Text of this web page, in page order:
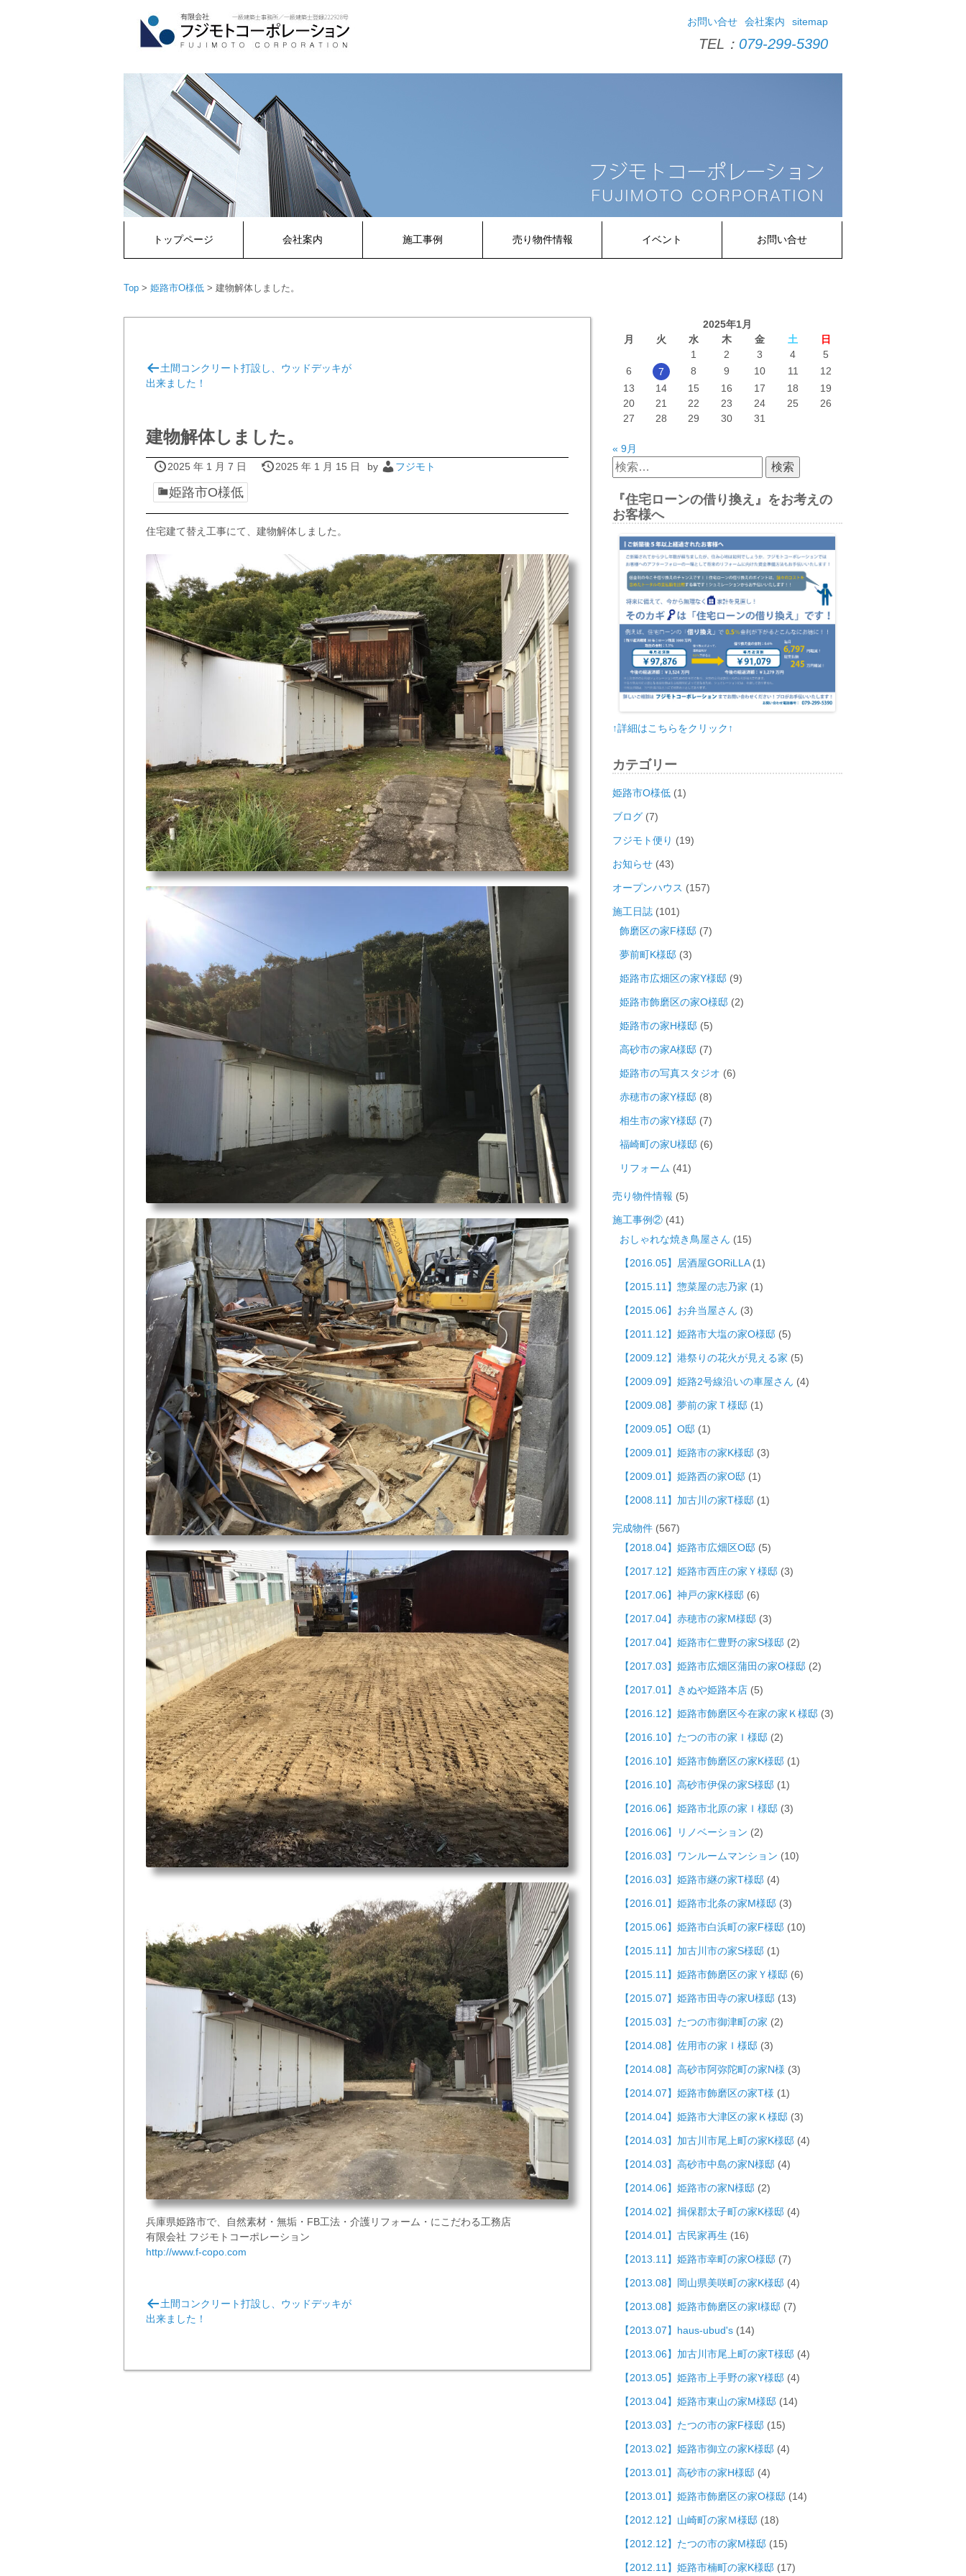
sitemap
会社案内
お問い合せ
TEL： 079-299-5390
トップページ 会社案内 施工事例 売り物件情報 イベント お問い合せ
Top > 姫路市O様低 > 建物解体しました。
稿
ゲ
ー
シ
ョ
ン
土間コンクリート打設し、ウッドデッキが
出来ました！
建物解体しました。
2025 年 1 月 7 日 2025 年 1 月 15 日 by フジモト
姫路市O様低
住宅建て替え工事にて、建物解体しました。
兵庫県姫路市で、自然素材・無垢・FB工法・介護リフォーム・にこだわる工務店
有限会社 フジモトコーポレーション
http://www.f-copo.com
稿
ゲ
土間コンクリート打設し、ウッドデッキが
出来ました！
2025年1月
月
火 水 木 金 土
日
1
2 3 4
5
6
7 8 9 10 11
12
13
14 15 16 17 18
19
20
21 22 23 24 25
26
27
28 29 30 31
« 9月
検
索:
『住宅ローンの借り換え』をお考えの
お客様へ
↑詳細はこちらをクリック↑
カテゴリー
姫路市O様低 (1)
ブログ (7)
フジモト便り (19)
お知らせ (43)
オープンハウス (157)
施工日誌 (101)
飾磨区の家F様邸 (7)
夢前町K様邸 (3)
姫路市広畑区の家Y様邸 (9)
姫路市飾磨区の家O様邸 (2)
姫路市の家H様邸 (5)
高砂市の家A様邸 (7)
姫路市の写真スタジオ (6)
赤穂市の家Y様邸 (8)
相生市の家Y様邸 (7)
福崎町の家U様邸 (6)
リフォーム (41)
売り物件情報 (5)
施工事例② (41)
おしゃれな焼き鳥屋さん (15)
【2016.05】居酒屋GORiLLA(1)
【2015.11】惣菜屋の志乃家 (1)
【2015.06】お弁当屋さん (3)
【2011.12】姫路市大塩の家O様邸 (5)
【2009.12】港祭りの花火が見える家 (5)
【2009.09】姫路2号線沿いの車屋さん (4)
【2009.08】夢前の家Ｔ様邸 (1)
【2009.05】O邸 (1)
【2009.01】姫路市の家K様邸 (3)
【2009.01】姫路西の家O邸 (1)
【2008.11】加古川の家T様邸 (1)
完成物件 (567)
【2018.04】姫路市広畑区O邸 (5)
【2017.12】姫路市西庄の家Ｙ様邸 (3)
【2017.06】神戸の家K様邸 (6)
【2017.04】赤穂市の家M様邸 (3)
【2017.04】姫路市仁豊野の家S様邸 (2)
【2017.03】姫路市広畑区蒲田の家O様邸 (2)
【2017.01】きぬや姫路本店 (5)
【2016.12】姫路市飾磨区今在家の家Ｋ様邸 (3)
【2016.10】たつの市の家Ｉ様邸 (2)
【2016.10】姫路市飾磨区の家K様邸 (1)
【2016.10】高砂市伊保の家S様邸 (1)
【2016.06】姫路市北原の家Ｉ様邸 (3)
【2016.06】リノベーション (2)
【2016.03】ワンルームマンション (10)
【2016.03】姫路市継の家T様邸 (4)
【2016.01】姫路市北条の家M様邸 (3)
【2015.06】姫路市白浜町の家F様邸 (10)
【2015.11】加古川市の家S様邸 (1)
【2015.11】姫路市飾磨区の家Ｙ様邸 (6)
【2015.07】姫路市田寺の家U様邸 (13)
【2015.03】たつの市御津町の家 (2)
【2014.08】佐用市の家Ｉ様邸 (3)
【2014.08】高砂市阿弥陀町の家N様 (3)
【2014.07】姫路市飾磨区の家T様 (1)
【2014.04】姫路市大津区の家Ｋ様邸 (3)
【2014.03】加古川市尾上町の家K様邸 (4)
【2014.03】高砂市中島の家N様邸 (4)
【2014.06】姫路市の家N様邸 (2)
【2014.02】揖保郡太子町の家K様邸 (4)
【2014.01】古民家再生 (16)
【2013.11】姫路市幸町の家O様邸 (7)
【2013.08】岡山県美咲町の家K様邸 (4)
【2013.08】姫路市飾磨区の家I様邸 (7)
【2013.07】haus-ubud's (14)
【2013.06】加古川市尾上町の家T様邸 (4)
【2013.05】姫路市上手野の家Y様邸 (4)
【2013.04】姫路市東山の家M様邸 (14)
【2013.03】たつの市の家F様邸 (15)
【2013.02】姫路市御立の家K様邸 (4)
【2013.01】高砂市の家H様邸 (4)
【2013.01】姫路市飾磨区の家O様邸 (14)
【2012.12】山崎町の家Ｍ様邸 (18)
【2012.12】たつの市の家M様邸 (15)
【2012.11】姫路市楠町の家K様邸 (17)